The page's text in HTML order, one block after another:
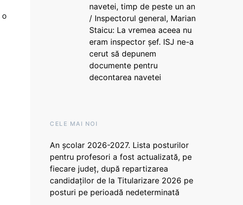
o
navetei, timp de peste un an
/ Inspectorul general, Marian
Staicu: La vremea aceea nu
eram inspector șef. ISJ ne-a
cerut să depunem
documente pentru
decontarea navetei
CELE MAI NOI
An școlar 2026-2027. Lista posturilor
pentru profesori a fost actualizată, pe
fiecare județ, după repartizarea
candidaților de la Titularizare 2026 pe
posturi pe perioadă nedeterminată